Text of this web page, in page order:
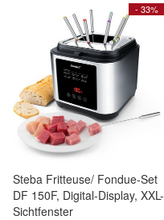
- 33%
Steba Fritteuse/ Fondue-Set
DF 150F, Digital-Display, XXL-
Sichtfenster